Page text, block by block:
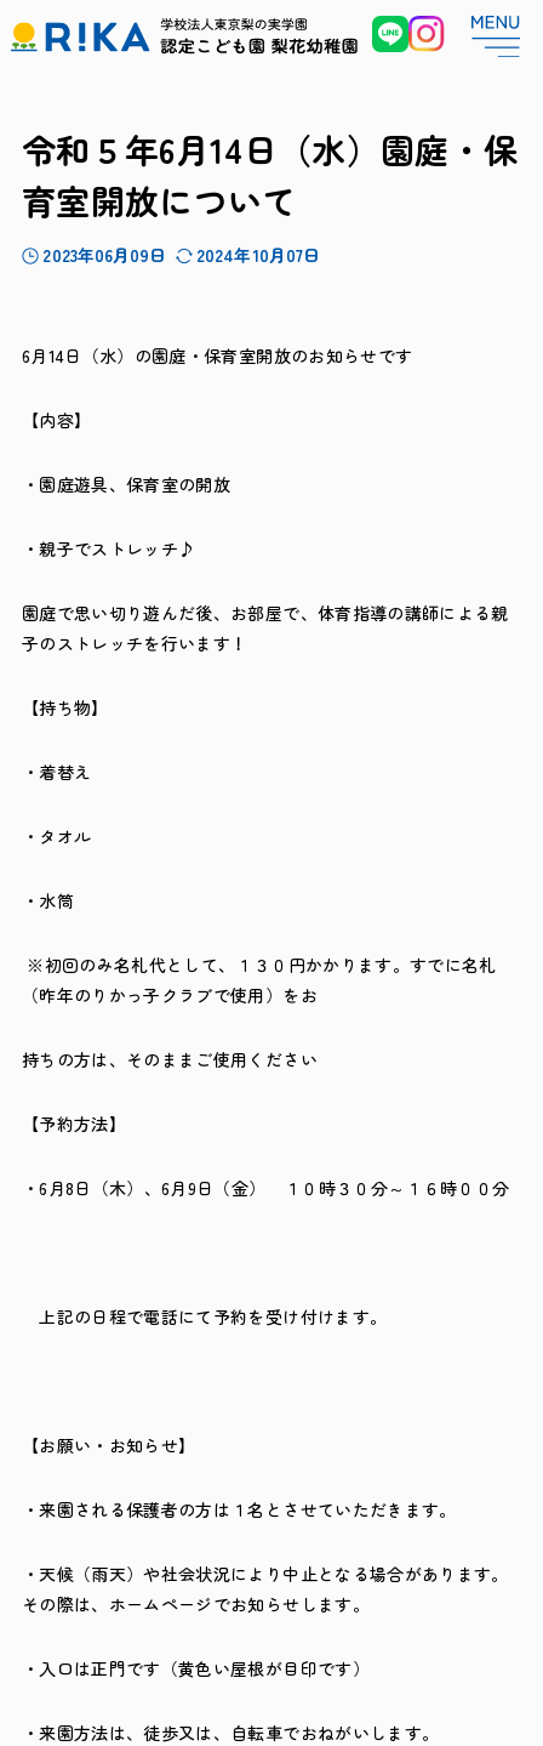
令和５年6月14日（水）園庭・保
育室開放について
2023年06月09日 2024年10月07日
6月14日（水）の園庭・保育室開放のお知らせです
【内容】
・園庭遊具、保育室の開放
・親子でストレッチ♪
園庭で思い切り遊んだ後、お部屋で、体育指導の講師による親
子のストレッチを行います！
【持ち物】
・着替え
・タオル
・水筒
※初回のみ名札代として、１３０円かかります。すでに名札
（昨年のりかっ子クラブで使用）をお
持ちの方は、そのままご使用ください
【予約方法】
・6月8日（木）、6月9日（金） １０時３０分～１６時００分
上記の日程で電話にて予約を受け付けます。
【お願い・お知らせ】
・来園される保護者の方は１名とさせていただきます。
・天候（雨天）や社会状況により中止となる場合があります。
その際は、ホームページでお知らせします。
・入口は正門です（黄色い屋根が目印です）
・来園方法は、徒歩又は、自転車でおねがいします。